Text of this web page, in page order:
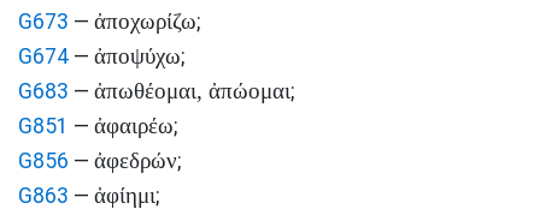
G673 — ἀποχωρίζω;
G674 — ἀποψύχω;
G683 — ἀπωθέομαι, ἀπώομαι;
G851 — ἀφαιρέω;
G856 — ἀφεδρών;
G863 — ἀφίημι;